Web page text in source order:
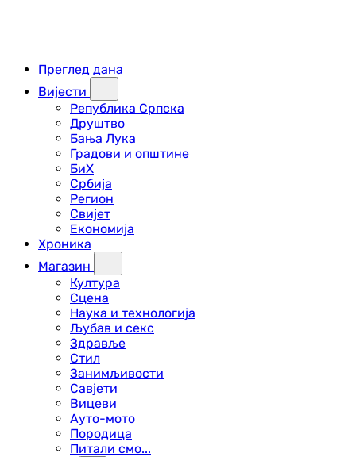
Преглед дана
Вијести
Република Српска
Друштво
Бања Лука
Градови и општине
БиХ
Србија
Регион
Свијет
Економија
Хроника
Магазин
Култура
Сцена
Наука и технологија
Љубав и секс
Здравље
Стил
Занимљивости
Савјети
Вицеви
Ауто-мото
Породица
Питали смо...